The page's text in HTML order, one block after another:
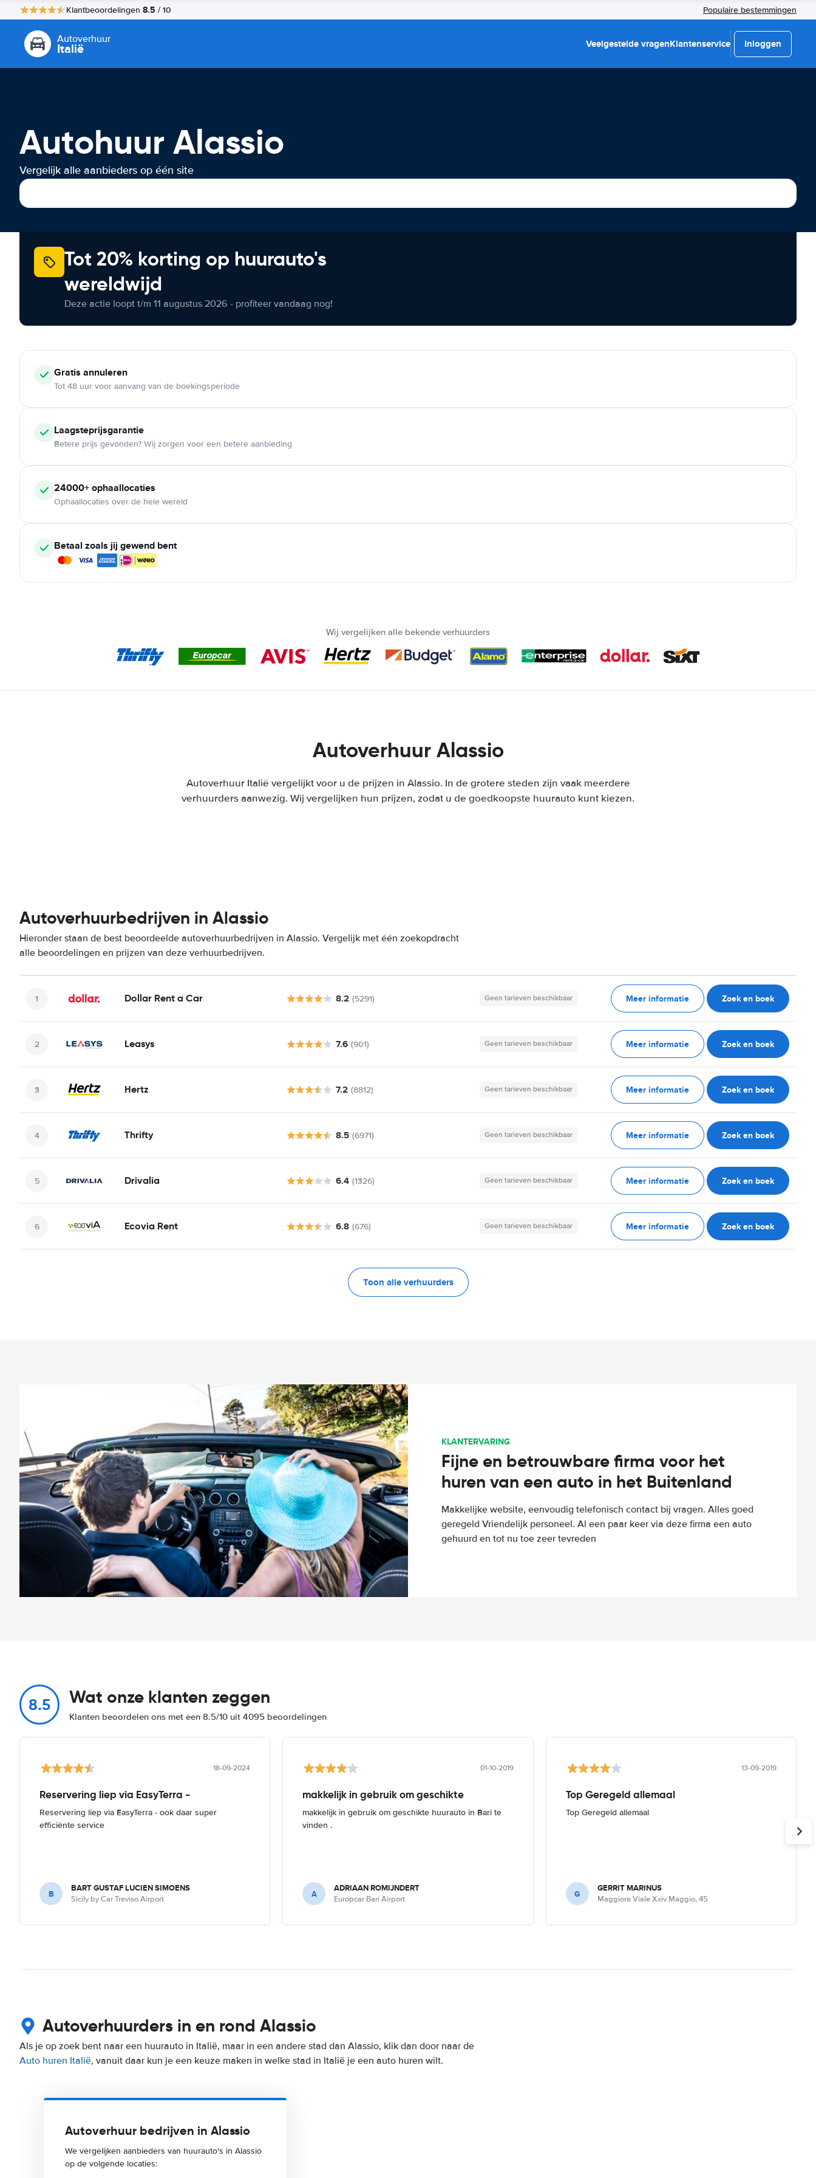
Klantbeoordelingen 8.5 / 10 Populaire bestemmingen
Autoverhuur
Italië Veelgestelde vragenKlantenservice Inloggen
Autohuur Alassio
Vergelijk alle aanbieders op één site
Tot 20% korting op huurauto's
wereldwijd
Deze actie loopt t/m 11 augustus 2026 - profiteer vandaag nog!
Gratis annuleren
Tot 48 uur voor aanvang van de boekingsperiode
Laagsteprijsgarantie
Betere prijs gevonden? Wij zorgen voor een betere aanbieding
24000+ ophaallocaties
Ophaallocaties over de hele wereld
Betaal zoals jij gewend bent
Wij vergelijken alle bekende verhuurders
Autoverhuur Alassio
Autoverhuur Italië vergelijkt voor u de prijzen in Alassio. In de grotere steden zijn vaak meerdere
verhuurders aanwezig. Wij vergelijken hun prijzen, zodat u de goedkoopste huurauto kunt kiezen.
Autoverhuurbedrijven in Alassio
Hieronder staan de best beoordeelde autoverhuurbedrijven in Alassio. Vergelijk met één zoekopdracht
alle beoordelingen en prijzen van deze verhuurbedrijven.
Dollar Rent a Car 8.2 (5291) Geen tarieven beschikbaar Meer informatie Zoek en boek
Leasys 7.6 (901) Geen tarieven beschikbaar Meer informatie Zoek en boek
Hertz 7.2 (8812) Geen tarieven beschikbaar Meer informatie Zoek en boek
Thrifty 8.5 (6971) Geen tarieven beschikbaar Meer informatie Zoek en boek
Drivalia 6.4 (1326) Geen tarieven beschikbaar Meer informatie Zoek en boek
Ecovia Rent 6.8 (676) Geen tarieven beschikbaar Meer informatie Zoek en boek
Toon alle verhuurders
KLANTERVARING
Fijne en betrouwbare firma voor het
huren van een auto in het Buitenland
Makkelijke website, eenvoudig telefonisch contact bij vragen. Alles goed
geregeld Vriendelijk personeel. Al een paar keer via deze firma een auto
gehuurd en tot nu toe zeer tevreden
8.5 Wat onze klanten zeggen
Klanten beoordelen ons met een 8.5/10 uit 4095 beoordelingen
18-09-2024
Reservering liep via EasyTerra -
Reservering liep via EasyTerra - ook daar super
efficiënte service
B BART GUSTAF LUCIEN SIMOENS
Sicily by Car Treviso Airport
01-10-2019
makkelijk in gebruik om geschikte
makkelijk in gebruik om geschikte huurauto in Bari te
vinden .
A ADRIAAN ROMIJNDERT
Europcar Bari Airport
13-09-2019
Top Geregeld allemaal
Top Geregeld allemaal
G GERRIT MARINUS
Maggiore Viale Xxiv Maggio, 45
Autoverhuurders in en rond Alassio
Als je op zoek bent naar een huurauto in Italië, maar in een andere stad dan Alassio, klik dan door naar de
Auto huren Italië, vanuit daar kun je een keuze maken in welke stad in Italië je een auto huren wilt.
Autoverhuur bedrijven in Alassio
We vergelijken aanbieders van huurauto's in Alassio
op de volgende locaties: